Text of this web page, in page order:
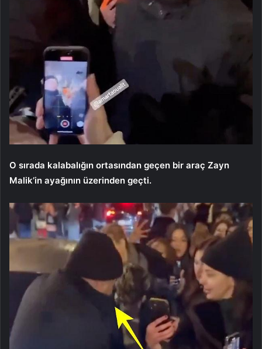
O sırada kalabalığın ortasından geçen bir araç Zayn
Malik’in ayağının üzerinden geçti.